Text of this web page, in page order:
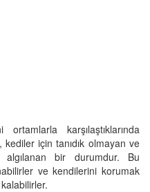
karşılaştıklarında
için tanıdık olmayan ve
bir durumdur. Bu
ve kendilerini korumak